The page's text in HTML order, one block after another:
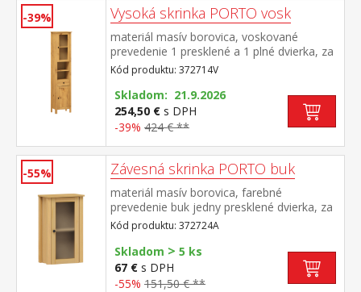
-39% Vysoká skrinka PORTO vosk
materiál masív borovica, voskované
prevedenie 1 presklené a 1 plné dvierka, za
každými 1 polica 2 niky, 1 zásuvka s
kovovými pojazdmi maximálne nosnosti
uvedené v návode na montáž súčasť
zostavy PORTO vosk
Kód produktu: 372714V
Skladom: 21.9.2026
254,50 € s DPH
-39% 424 € **
-55% Závesná skrinka PORTO buk
materiál masív borovica, farebné
prevedenie buk jedny presklené dvierka, za
nimi jedna polica maximálne nosnosti
uvedené v návode na montáž súčasť
zostavy PORTO buk
Kód produktu: 372724A
Skladom > 5 ks
67 € s DPH
-55% 151,50 € **